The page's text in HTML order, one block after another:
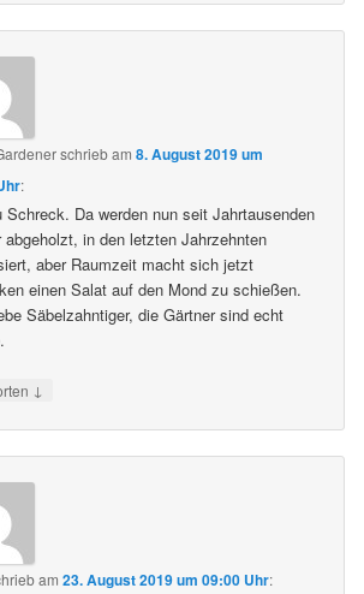
schriebam8. August 2019 um
:
Schreck. Da werden nun seit Jahrtausenden
abgeholzt, in den letzten Jahrzehnten
aber Raumzeit macht sich jetzt
einen Salat auf den Mond zu schießen.
Säbelzahntiger, die Gärtner sind echt
↓
am23. August 2019 um 09:00 Uhr: